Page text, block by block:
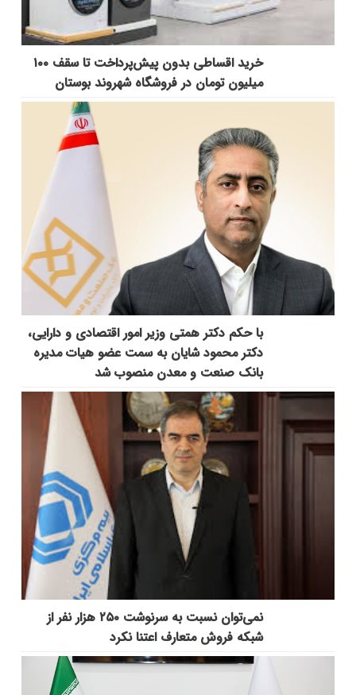
خرید اقساطی بدون پیش‌پرداخت تا سقف ۱۰۰
میلیون تومان در فروشگاه شهروند بوستان
با حکم دکتر همتی وزیر امور اقتصادی و دارایی،
دکتر محمود شایان به سمت عضو هیات مدیره
بانک صنعت و معدن منصوب شد
نمی‌توان نسبت به سرنوشت ۲۵۰ هزار نفر از
شبکه فروش متعارف اعتنا نکرد